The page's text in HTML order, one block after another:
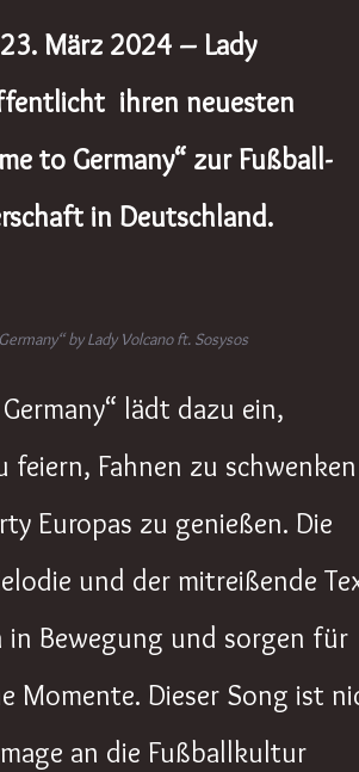
März 2024 – Lady
ihren neuesten
to Germany“ zur Fußball-
in Deutschland.
by Lady Volcano ft. Sosysos
lädt dazu ein,
feiern, Fahnen zu
Europas zu genießen. Die
und der mitreißende
in Bewegung und sorgen für
Momente. Dieser Song ist
an die Fußballkultur